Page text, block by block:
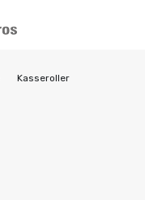
Kasseroller